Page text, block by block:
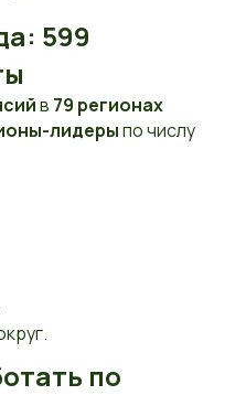
599
в 79 регионах
лидерыпо числу
по